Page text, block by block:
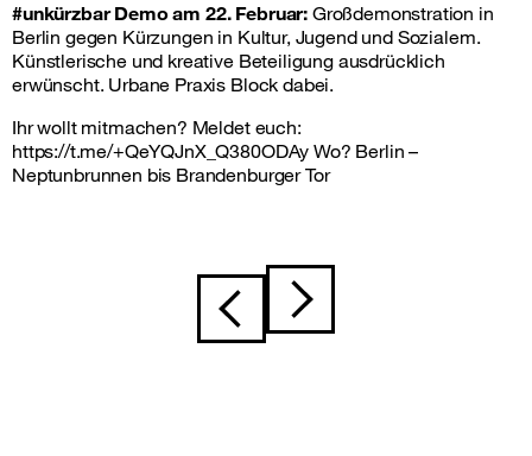
#unkürzbar Demo am 22. Februar: Großdemonstration in
Berlin gegen Kürzungen in Kultur, Jugend und Sozialem.
Künstlerische und kreative Beteiligung ausdrücklich
erwünscht. Urbane Praxis Block dabei.
Ihr wollt mitmachen? Meldet euch:
https://t.me/+QeYQJnX_Q380ODAy Wo? Berlin –
Neptunbrunnen bis Brandenburger Tor
Beitragsnavigation